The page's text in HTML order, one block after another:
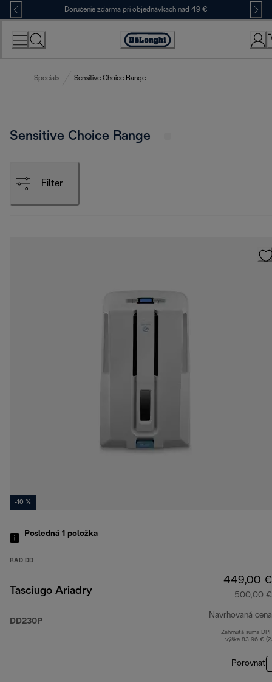
Skip
to
Content
Doručenie zdarma pri objednávkach nad 49 €
Accessibility
Specials Sensitive Choice Range
Sensitive Choice Range
Filter
-10 %
Posledná 1 položka
RAD DD
Tasciugo Ariadry
DD230P
449,00 €
500,00 €
Navrhovaná cena
Zahrnutá suma
výške 83,96 €
Porovnať